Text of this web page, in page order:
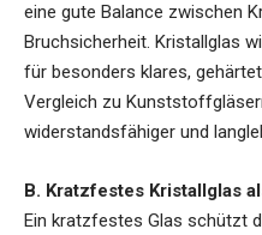
eine gute Balance zwischen
Bruchsicherheit. Kristallglas
für besonders klares,
Vergleich zu
widerstandsfähiger und
B. Kratzfestes Kristallglas
Ein kratzfestes Glas schützt